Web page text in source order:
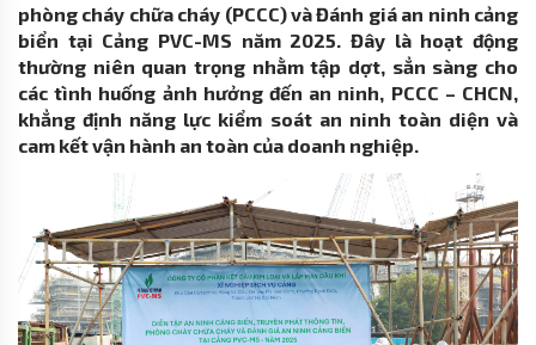
phòng cháy chữa cháy (PCCC) và Đánh giá an ninh cảng
biển tại Cảng PVC-MS năm 2025. Đây là hoạt động
thường niên quan trọng nhằm tập dợt, sẳn sàng cho
các tình huống ảnh hưởng đến an ninh, PCCC – CHCN,
khẳng định năng lực kiểm soát an ninh toàn diện và
cam kết vận hành an toàn của doanh nghiệp.